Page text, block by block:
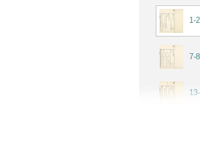
1-2
7-8